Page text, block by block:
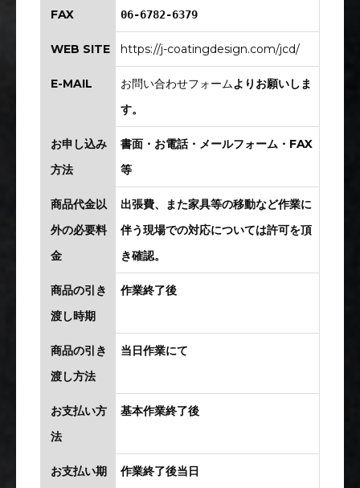
FAX 06-6782-6379
WEB SITE https://j-coatingdesign.com/jcd/
E-MAIL お問い合わせフォームよりお願いしま
す。
お申し込み
方法
書面・お電話・メールフォーム・FAX
等
商品代金以
外の必要料
金
出張費、また家具等の移動など作業に
伴う現場での対応については許可を頂
き確認。
商品の引き
渡し時期
作業終了後
商品の引き
渡し方法
当日作業にて
お支払い方
法
基本作業終了後
お支払い期
作業終了後当日